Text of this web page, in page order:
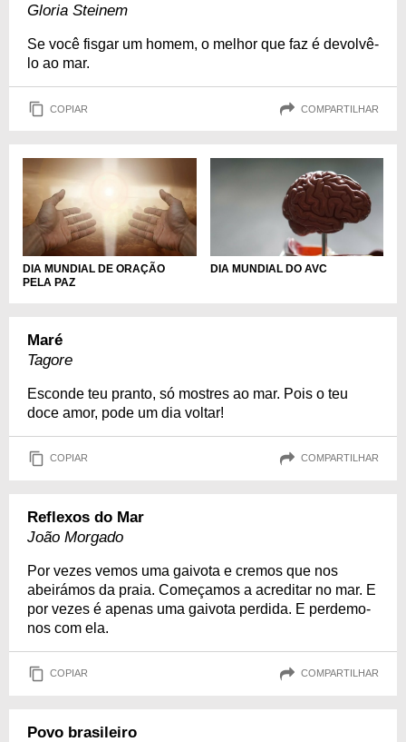
Gloria Steinem
Se você fisgar um homem, o melhor que faz é devolvê-
lo ao mar.
COPIAR COMPARTILHAR
DIA MUNDIAL DE ORAÇÃO
PELA PAZ
DIA MUNDIAL DO AVC
Maré
Tagore
Esconde teu pranto, só mostres ao mar. Pois o teu
doce amor, pode um dia voltar!
COPIAR COMPARTILHAR
Reflexos do Mar
João Morgado
Por vezes vemos uma gaivota e cremos que nos
abeirámos da praia. Começamos a acreditar no mar. E
por vezes é apenas uma gaivota perdida. E perdemo-
nos com ela.
COPIAR COMPARTILHAR
Povo brasileiro